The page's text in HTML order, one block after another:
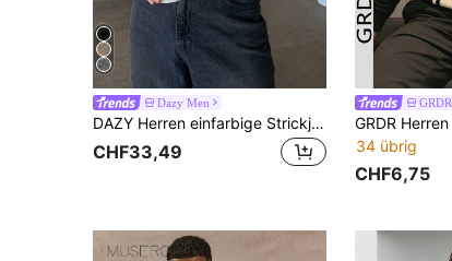
Dazy Men
DAZY Herren einfarbige Strickjacke mit zwei Brusttaschen, Grau, Herbst
CHF33,49
GRDR
34 übrig
CHF6,75